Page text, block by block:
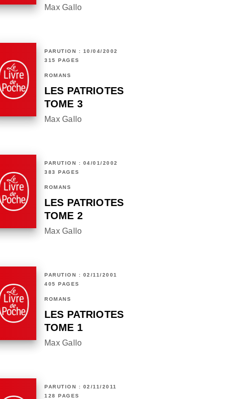
Max Gallo
PARUTION : 10/04/2002
315 PAGES
ROMANS
LES PATRIOTES
TOME 3
Max Gallo
PARUTION : 04/01/2002
383 PAGES
ROMANS
LES PATRIOTES
TOME 2
Max Gallo
PARUTION : 02/11/2001
405 PAGES
ROMANS
LES PATRIOTES
TOME 1
Max Gallo
PARUTION : 02/11/2011
128 PAGES